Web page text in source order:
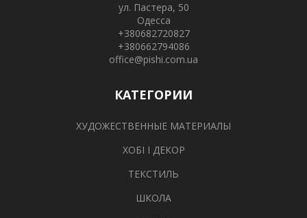
ул. Пастера, 50
Одесса
+380682720827
+380662794086
office@pishi.com.ua
КАТЕГОРИИ
ХУДОЖЕСТВЕННЫЕ МАТЕРИАЛЫ
ХОБІ І ДЕКОР
ТЕКСТИЛЬ
ШКОЛА